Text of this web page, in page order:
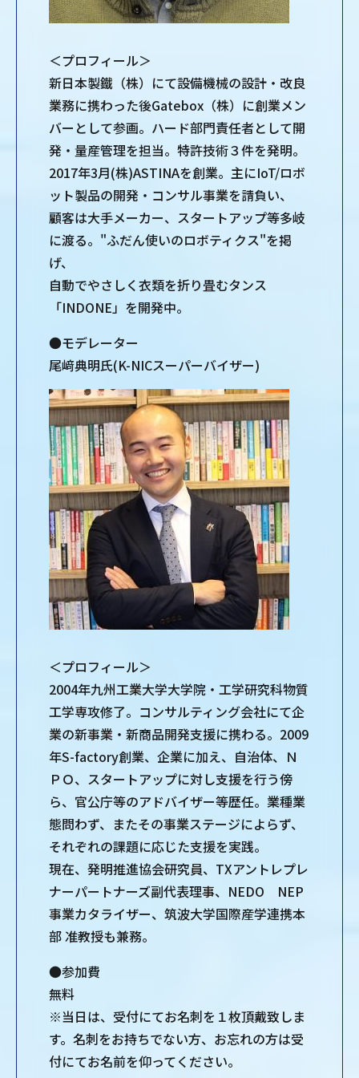
＜プロフィール＞
新日本製鐵（株）にて設備機械の設計・改良
業務に携わった後Gatebox（株）に創業メン
バーとして参画。ハード部門責任者として開
発・量産管理を担当。特許技術３件を発明。
2017年3月(株)ASTINAを創業。主にIoT/ロボ
ット製品の開発・コンサル事業を請負い、
顧客は大手メーカー、スタートアップ等多岐
に渡る。"ふだん使いのロボティクス"を掲
げ、
自動でやさしく衣類を折り畳むタンス
「INDONE」を開発中。
●モデレーター
尾﨑典明氏(K-NICスーパーバイザー)
＜プロフィール＞
2004年九州工業大学大学院・工学研究科物質
工学専攻修了。コンサルティング会社にて企
業の新事業・新商品開発支援に携わる。2009
年S-factory創業、企業に加え、自治体、Ｎ
ＰＯ、スタートアップに対し支援を行う傍
ら、官公庁等のアドバイザー等歴任。業種業
態問わず、またその事業ステージによらず、
それぞれの課題に応じた支援を実践。
現在、発明推進協会研究員、TXアントレプレ
ナーパートナーズ副代表理事、NEDO NEP
事業カタライザー、筑波大学国際産学連携本
部 准教授も兼務。
●参加費
無料
※当日は、受付にてお名刺を１枚頂戴致しま
す。名刺をお持ちでない方、お忘れの方は受
付にてお名前を仰ってください。